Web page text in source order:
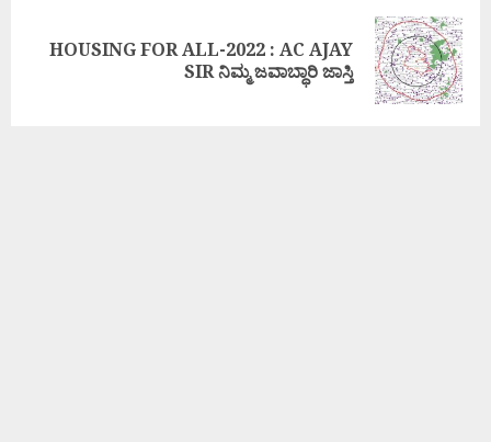
HOUSING FOR ALL-2022 : AC AJAY
SIR ನಿಮ್ಮ ಜವಾಬ್ಧಾರಿ ಜಾಸ್ತಿ